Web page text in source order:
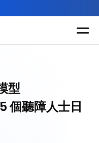
型
個聽障人士日
多種專項技能提
升課程
課程